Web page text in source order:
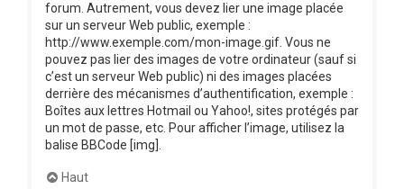
forum. Autrement, vous devez lier une image placée
sur un serveur Web public, exemple :
http://www.exemple.com/mon-image.gif. Vous ne
pouvez pas lier des images de votre ordinateur (sauf si
c’est un serveur Web public) ni des images placées
derrière des mécanismes d’authentification, exemple :
Boîtes aux lettres Hotmail ou Yahoo!, sites protégés par
un mot de passe, etc. Pour afficher l’image, utilisez la
balise BBCode [img].
Haut